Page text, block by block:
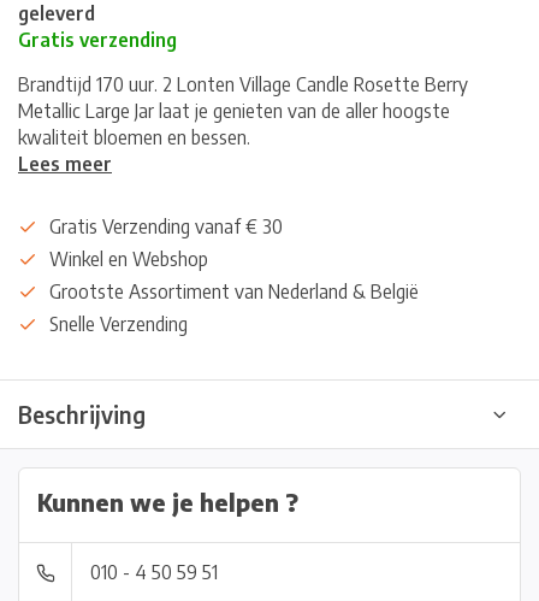
geleverd
Gratis verzending
Brandtijd 170 uur. 2 Lonten Village Candle Rosette Berry
Metallic Large Jar laat je genieten van de aller hoogste
kwaliteit bloemen en bessen.
Lees meer
Gratis Verzending vanaf € 30
Winkel en Webshop
Grootste Assortiment van Nederland & België
Snelle Verzending
Beschrijving
Kunnen we je helpen ?
010 - 4 50 59 51